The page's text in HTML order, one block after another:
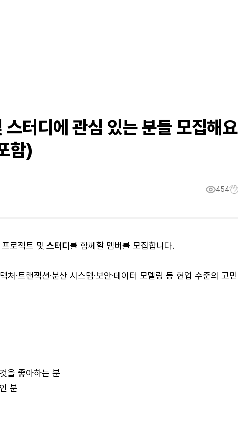
터디에 관심 있는 분들 모집해요
함)
454
로젝트 및 스터디를 함께할 멤버를 모집합니다.
텍처·트랜잭션·분산 시스템·보안·데이터 모델링 등 현업 수준의 고민
을 좋아하는 분
분